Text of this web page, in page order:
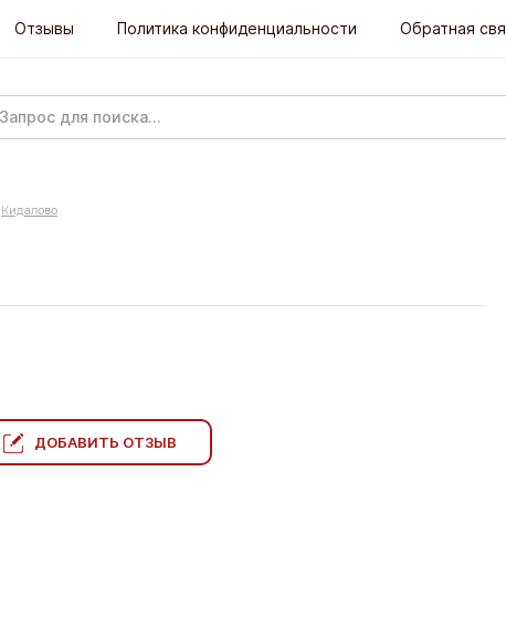
Отзывы Политика конфиденциальности Обратная
Кидалово
ДОБАВИТЬ ОТЗЫВ